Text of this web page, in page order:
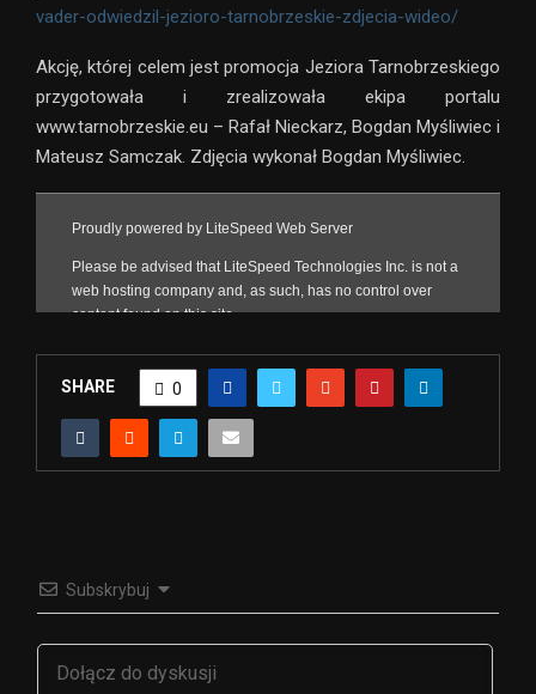
vader-odwiedzil-jezioro-tarnobrzeskie-zdjecia-wideo/
Akcję, której celem jest promocja Jeziora Tarnobrzeskiego
przygotowała i zrealizowała ekipa portalu
www.tarnobrzeskie.eu – Rafał Nieckarz, Bogdan Myśliwiec i
Mateusz Samczak. Zdjęcia wykonał Bogdan Myśliwiec.
SHARE 0
Subskrybuj